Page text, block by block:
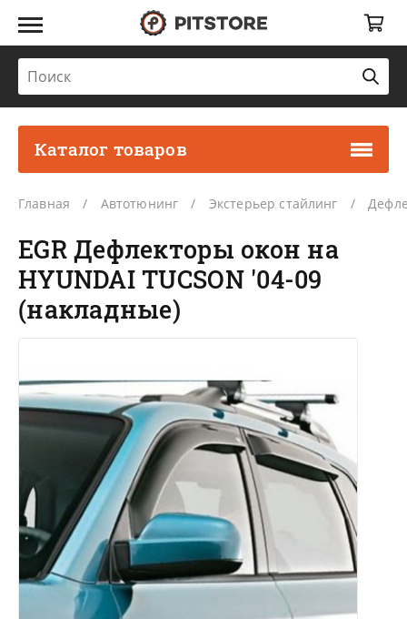
Каталог товаров
Главная Автотюнинг Экстерьер стайлинг
EGR Дефлекторы окон на
HYUNDAI TUCSON '04-09
(накладные)